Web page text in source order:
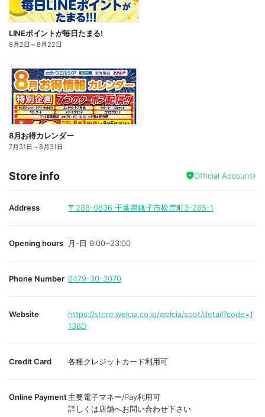
LINEポイントが毎日たまる!
8月2日 ～8月22日
8月お得カレンダー
7月31日 ～8月31日
Store info Official Account
Address 〒288-0836 千葉県銚子市松岸町3-285-1
Opening hours 月-日 9:00~23:00
Phone Number 0479-30-3070
Website
https://store.welcia.co.jp/welcia/spot/detail?code=1
138D
Credit Card 各種クレジットカード利用可
Online Payment主要電子マネー/Pay利用可
詳しくは店舗へお問い合わせ下さい